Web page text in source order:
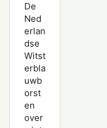
De
Ned
erlan
dse
Witst
erbla
uwb
orst
en
over